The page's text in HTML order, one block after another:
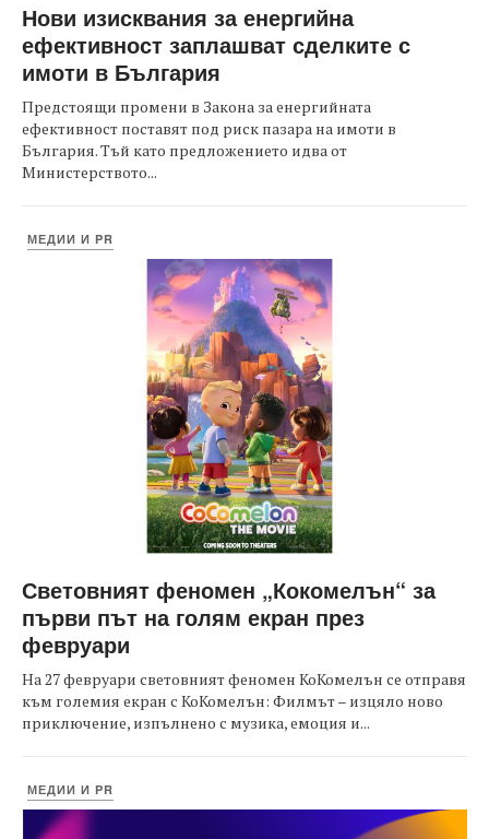
Нови изисквания за енергийна
ефективност заплашват сделките с
имоти в България
Предстоящи промени в Закона за енергийната
ефективност поставят под риск пазара на имоти в
България. Тъй като предложението идва от
Министерството...
МЕДИИ И PR
Световният феномен „Кокомелън“ за
първи път на голям екран през
февруари
На 27 февруари световният феномен КоКомелън се отправя
към големия екран с КоКомелън: Филмът – изцяло ново
приключение, изпълнено с музика, емоция и...
МЕДИИ И PR